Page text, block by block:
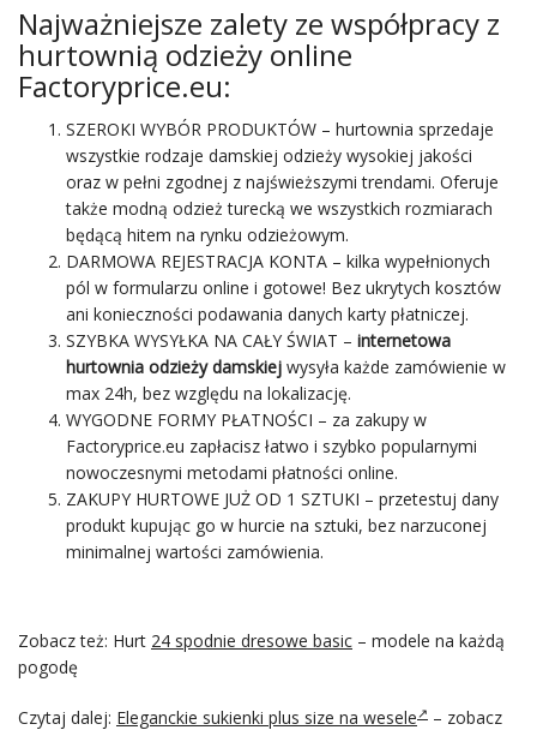
Najważniejsze zalety ze współpracy z
hurtownią odzieży online
Factoryprice.eu:
SZEROKI WYBÓR PRODUKTÓW – hurtownia sprzedaje
wszystkie rodzaje damskiej odzieży wysokiej jakości
oraz w pełni zgodnej z najświeższymi trendami. Oferuje
także modną odzież turecką we wszystkich rozmiarach
będącą hitem na rynku odzieżowym.
DARMOWA REJESTRACJA KONTA – kilka wypełnionych
pól w formularzu online i gotowe! Bez ukrytych kosztów
ani konieczności podawania danych karty płatniczej.
SZYBKA WYSYŁKA NA CAŁY ŚWIAT – internetowa
hurtownia odzieży damskiej wysyła każde zamówienie w
max 24h, bez względu na lokalizację.
WYGODNE FORMY PŁATNOŚCI – za zakupy w
Factoryprice.eu zapłacisz łatwo i szybko popularnymi
nowoczesnymi metodami płatności online.
ZAKUPY HURTOWE JUŻ OD 1 SZTUKI – przetestuj dany
produkt kupując go w hurcie na sztuki, bez narzuconej
minimalnej wartości zamówienia.
Zobacz też: Hurt 24 spodnie dresowe basic – modele na każdą
pogodę
Czytaj dalej: Eleganckie sukienki plus size na wesele
– zobacz